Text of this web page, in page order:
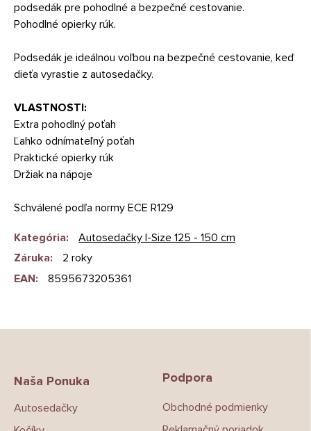
podsedák pre pohodlné a bezpečné cestovanie.
Pohodlné opierky rúk.
Podsedák je ideálnou voľbou na bezpečné cestovanie, keď
dieťa vyrastie z autosedačky.
VLASTNOSTI:
Extra pohodlný poťah
Ľahko odnímateľný poťah
Praktické opierky rúk
Držiak na nápoje
Schválené podľa normy ECE R129
Kategória:
Autosedačky I-Size 125 - 150 cm
Záruka:
2 roky
EAN: 8595673205361
Naša Ponuka
Autosedačky
Podpora
Obchodné podmienky